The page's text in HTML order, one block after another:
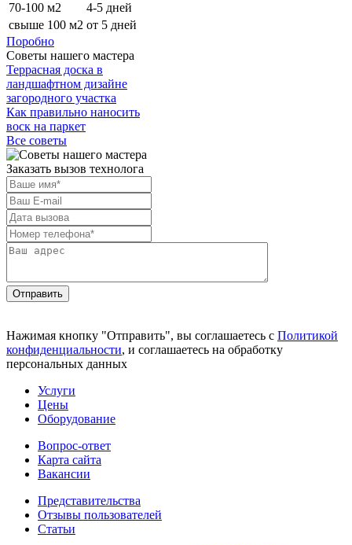
70-100 м2
4-5 дней
свыше 100 м2 от 5 дней
Поробно
Советы нашего мастера
Террасная доска в
ландшафтном дизайне
загородного участка
Как правильно наносить
воск на паркет
Все советы
Заказать вызов технолога
Отправить
Нажимая кнопку "Отправить", вы соглашаетесь с Политикой
конфиденциальности, и соглашаетесь на обработку
персональных данных
Услуги
Цены
Оборудование
Вопрос-ответ
Карта сайта
Вакансии
Представительства
Отзывы пользователей
Статьи